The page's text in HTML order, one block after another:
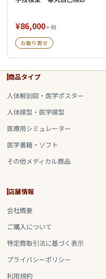
¥86,000＋税
お取り寄せ
商品タイプ
人体解剖図・医学ポスター
人体模型・医学模型
医療用シミュレーター
医学書籍・ソフト
その他メディカル商品
店舗情報
会社概要
ご購入について
特定商取引法に基づく表示
プライバシーポリシー
利用規約